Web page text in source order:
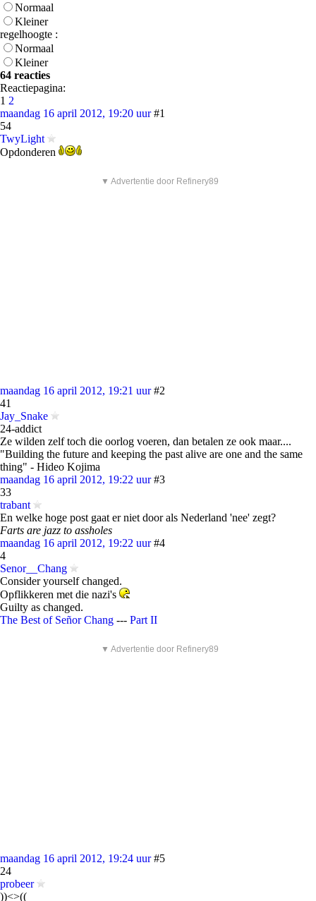
Normaal
Kleiner
regelhoogte :
Normaal
Kleiner
64 reacties
Reactiepagina:
1 2
maandag 16 april 2012, 19:20 uur #1
54
TwyLight
Opdonderen
▼ Advertentie door Refinery89
maandag 16 april 2012, 19:21 uur #2
41
Jay_Snake
24-addict
Ze wilden zelf toch die oorlog voeren, dan betalen ze ook maar....
"Building the future and keeping the past alive are one and the same
thing" - Hideo Kojima
maandag 16 april 2012, 19:22 uur #3
33
trabant
En welke hoge post gaat er niet door als Nederland 'nee' zegt?
Farts are jazz to assholes
maandag 16 april 2012, 19:22 uur #4
4
Senor__Chang
Consider yourself changed.
Opflikkeren met die nazi's
Guilty as changed.
The Best of Señor Chang --- Part II
▼ Advertentie door Refinery89
maandag 16 april 2012, 19:24 uur #5
24
probeer
))<>((